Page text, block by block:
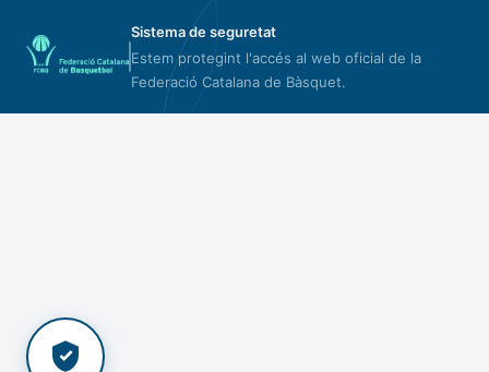
Sistema de seguretat
Estem protegint l'accés al web oficial de la
Federació Catalana de Bàsquet.